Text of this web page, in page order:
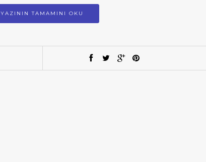
YAZININ TAMAMINI OKU